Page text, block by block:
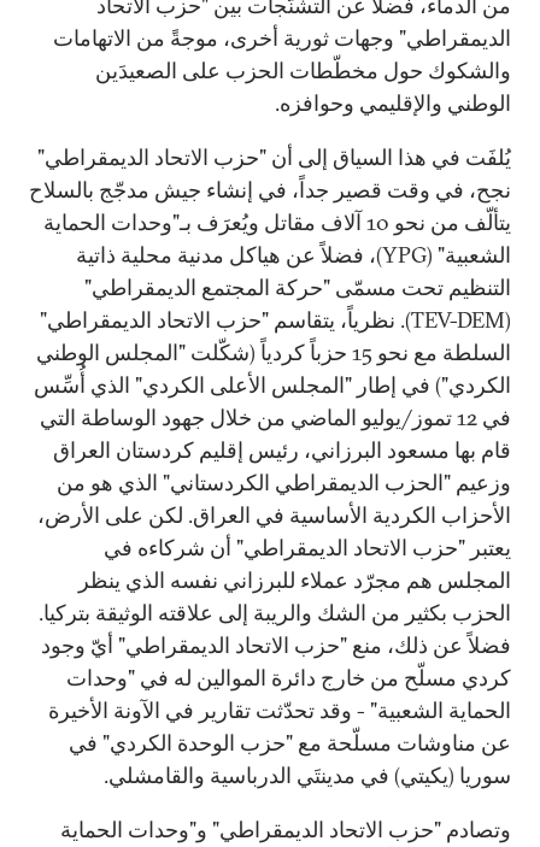
الديمقراطي" وجهات ثورية أخرى، موجةً من الاتهامات
والشكوك حول مخطّطات الحزب على الصعيدَين
الوطني والإقليمي وحوافزه.
يُلفَت في هذا السياق إلى أن "حزب الاتحاد الديمقراطي"
نجح، في وقت قصير جداً، في إنشاء جيش مدجّج بالسلاح
يتألّف من نحو 10 آلاف مقاتل ويُعرَف بـ"وحدات الحماية
الشعبية" (YPG)، فضلاً عن هياكل مدنية محلية ذاتية
التنظيم تحت مسمّى "حركة المجتمع الديمقراطي"
(TEV-DEM). نظرياً، يتقاسم "حزب الاتحاد الديمقراطي"
السلطة مع نحو 15 حزباً كردياً (شكّلت "المجلس الوطني
الكردي") في إطار "المجلس الأعلى الكردي" الذي أُسِّس
في 12 تموز/يوليو الماضي من خلال جهود الوساطة التي
قام بها مسعود البرزاني، رئيس إقليم كردستان العراق
وزعيم "الحزب الديمقراطي الكردستاني" الذي هو من
الأحزاب الكردية الأساسية في العراق. لكن على الأرض،
يعتبر "حزب الاتحاد الديمقراطي" أن شركاءه في
المجلس هم مجرّد عملاء للبرزاني نفسه الذي ينظر
الحزب بكثير من الشك والريبة إلى علاقته الوثيقة بتركيا.
فضلاً عن ذلك، منع "حزب الاتحاد الديمقراطي" أيّ وجود
كردي مسلّح من خارج دائرة الموالين له في "وحدات
الحماية الشعبية" - وقد تحدّثت تقارير في الآونة الأخيرة
عن مناوشات مسلّحة مع "حزب الوحدة الكردي" في
سوريا (يكيتي) في مدينتَي الدرباسية والقامشلي.
وتصادم "حزب الاتحاد الديمقراطي" و"وحدات الحماية